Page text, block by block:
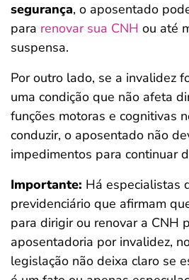
segurança, o aposentado
para renovar sua CNH ou até
suspensa.
Por outro lado, se a invalidez
uma condição que não afeta
funções motoras e cognitivas
conduzir, o aposentado não
impedimentos para continuar
Importante: Há especialistas
previdenciário que afirmam
para dirigir ou renovar a CNH
aposentadoria por invalidez,
legislação não deixa claro se